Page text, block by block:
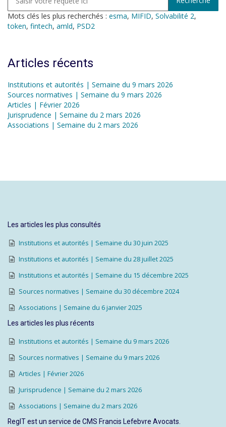
Mots clés les plus recherchés : esma, MIFID, Solvabilité 2,
token, fintech, amld, PSD2
Articles récents
Institutions et autorités | Semaine du 9 mars 2026
Sources normatives | Semaine du 9 mars 2026
Articles | Février 2026
Jurisprudence | Semaine du 2 mars 2026
Associations | Semaine du 2 mars 2026
Les articles les plus consultés
Institutions et autorités | Semaine du 30 juin 2025
Institutions et autorités | Semaine du 28 juillet 2025
Institutions et autorités | Semaine du 15 décembre 2025
Sources normatives | Semaine du 30 décembre 2024
Associations | Semaine du 6 janvier 2025
Les articles les plus récents
Institutions et autorités | Semaine du 9 mars 2026
Sources normatives | Semaine du 9 mars 2026
Articles | Février 2026
Jurisprudence | Semaine du 2 mars 2026
Associations | Semaine du 2 mars 2026
RegIT est un service de CMS Francis Lefebvre Avocats.